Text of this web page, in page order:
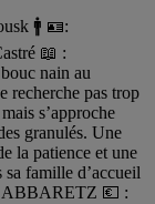
🚹 🪪:
📖 :
nain au
recherche pas trop
s’approche
granulés. Une
la patience et une
famille d’accueil
ABBARETZ 💶 :